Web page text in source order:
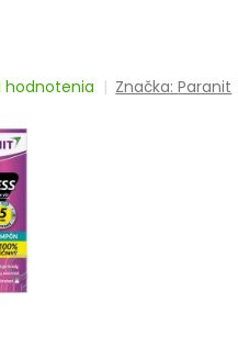
hodnotenia Značka:Paranit